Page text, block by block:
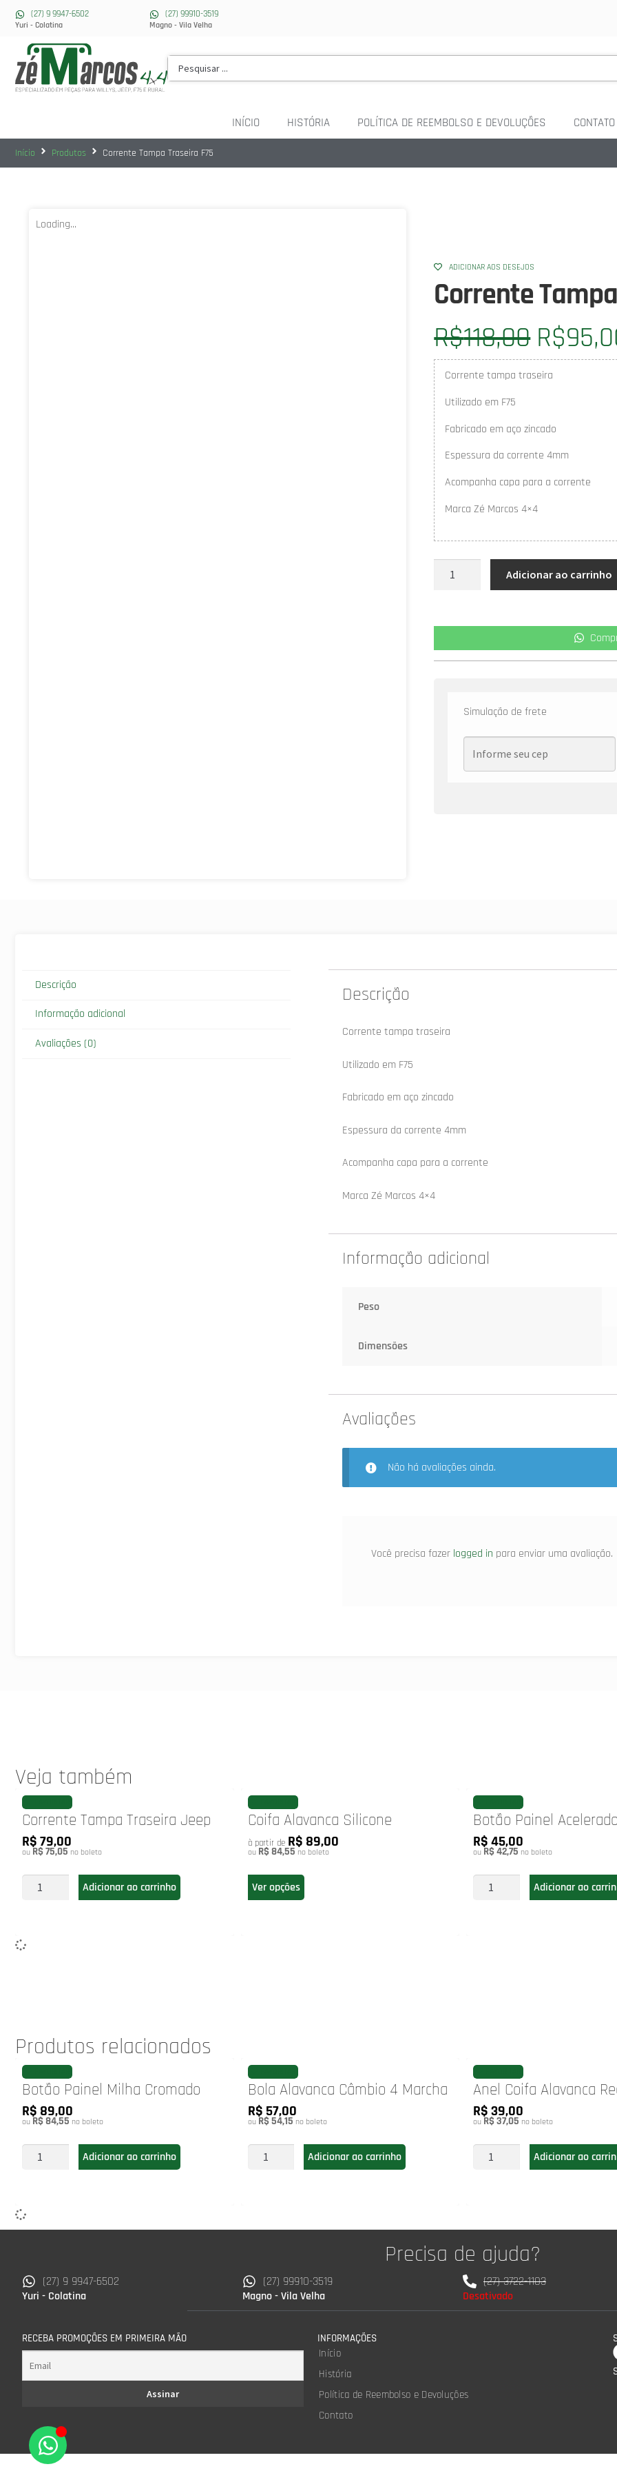
(27) 9 9947-6502
Yuri - Colatina
(27) 99910-3519
Magno - Vila Velha
INÍCIO HISTÓRIA POLÍTICA DE REEMBOLSO E DEVOLUÇÕES CONTATO
Início Produtos Corrente Tampa Traseira F75
Loading...
ADICIONAR AOS DESEJOS
Corrente
R$118,00 R$
Corrente tampa traseira
Utilizado em F75
Fabricado em aço zincado
Espessura da corrente 4mm
Acompanha capa para a corrente
Marca Zé Marcos 4×4
Adicionar ao carrinho
Simulação de frete
Descrição
Informação adicional
Avaliações (0)
Descrição
Corrente tampa traseira
Utilizado em F75
Fabricado em aço zincado
Espessura da corrente 4mm
Acompanha capa para a corrente
Marca Zé Marcos 4×4
Informação adicional
Peso
Dimensões
Avaliações
Não há avaliações ainda.
Você precisa fazer logged in para enviar uma avaliação.
Veja também
Corrente Tampa Traseira Jeep
R$ 79,00
ou R$ 75,05 no boleto
Adicionar ao carrinho
Coifa Alavanca Silicone
à partir de R$ 89,00
ou R$ 84,55 no boleto
Ver opções
Botão Painel
R$ 45,00
ou R$ 42,75 no boleto
Adicionar ao
Produtos relacionados
Botão Painel Milha Cromado
R$ 89,00
ou R$ 84,55 no boleto
Adicionar ao carrinho
Bola Alavanca Câmbio 4 Marcha
R$ 57,00
ou R$ 54,15 no boleto
Adicionar ao carrinho
Anel Coifa Alavanca
R$ 39,00
ou R$ 37,05 no boleto
Adicionar ao
Precisa de ajuda?
(27) 9 9947-6502
Yuri - Colatina
(27) 99910-3519
Magno - Vila Velha
(27) 3722-1103
Desativado
RECEBA PROMOÇÕES EM PRIMEIRA MÃO
INFORMAÇÕES
Início
História
Política de Reembolso e Devoluções
Contato